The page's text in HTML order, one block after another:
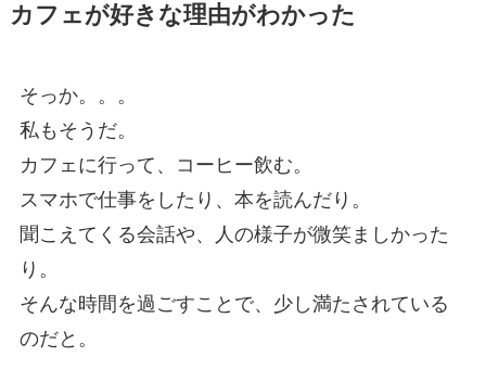
カフェが好きな理由がわかった
そっか。。。
私もそうだ。
カフェに行って、コーヒー飲む。
スマホで仕事をしたり、本を読んだり。
聞こえてくる会話や、人の様子が微笑ましかった
り。
そんな時間を過ごすことで、少し満たされている
のだと。